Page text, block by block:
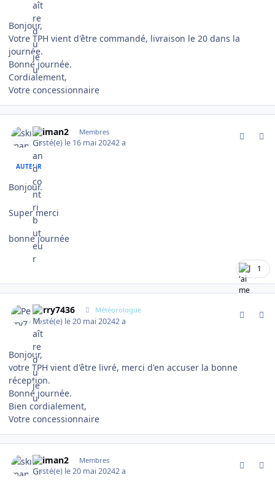
Bonjour,
Votre TPH vient d'être commandé, livraison le 20 dans la
journée.
Bonne journée.
Cordialement,
Votre concessionnaire
skiman2 Membres
Posté(e) le 16 mai 20242 a
AUTEUR
Bonjour.
Super merci
bonne journée
1
Perry7436 Météorologue
Posté(e) le 20 mai 20242 a
Bonjour,
votre TPH vient d'être livré, merci d'en accuser la bonne
réception.
Bonne journée.
Bien cordialement,
Votre concessionnaire
skiman2 Membres
Posté(e) le 20 mai 20242 a